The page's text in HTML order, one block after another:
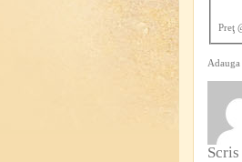
Preţ
Scris